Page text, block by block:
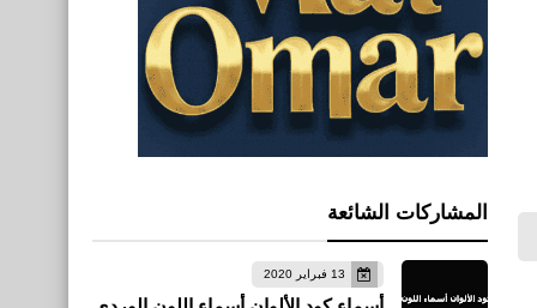
المشاركات الشائعة
13 فبراير 2020